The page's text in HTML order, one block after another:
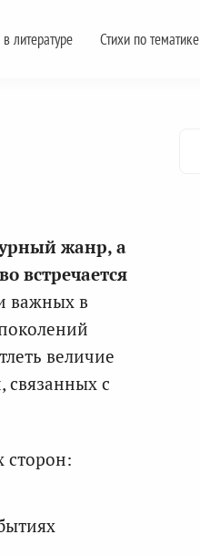
литературе Стихи по тематике
жанр, а
встречается
важных в
величие
связанных с
сторон: